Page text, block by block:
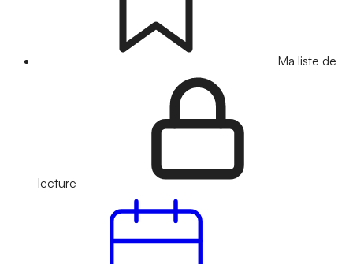
Ma liste de
lecture